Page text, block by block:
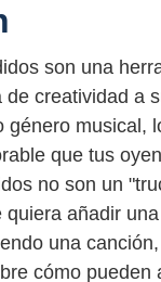
son una
creatividad a
género musical,
que tus
no son un
añadir
una
cómo